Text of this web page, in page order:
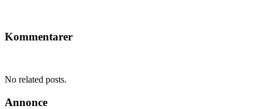
Kommentarer
No related posts.
Annonce